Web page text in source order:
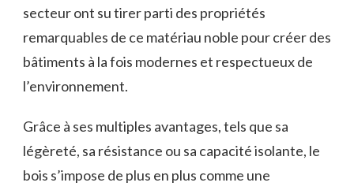
secteur ‍ont su tirer‍ parti des propriétés
remarquables de ce matériau noble pour créer des
bâtiments‌ à la fois modernes et respectueux ‌de‌
l’environnement.
Grâce à‍ ses multiples⁣ avantages, tels que⁢ sa
légèreté, sa résistance ou sa capacité isolante, le
bois s’impose de plus en plus comme une